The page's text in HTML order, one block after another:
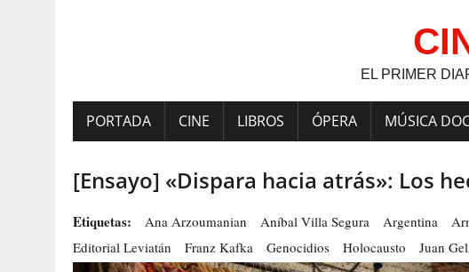
EL PRIMER
PORTADA CINE LIBROS ÓPERA MÚSICA
[Ensayo] «Dispara hacia atrás»: Los
Etiquetas: Ana Arzoumanian Aníbal Villa Segura Argentina
Editorial Leviatán
Franz Kafka Genocidios Holocausto Juan